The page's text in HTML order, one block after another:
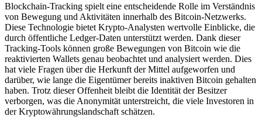
Blockchain-Tracking spielt eine entscheidende Rolle im Verständnis
von Bewegung und Aktivitäten innerhalb des Bitcoin-Netzwerks.
Diese Technologie bietet Krypto-Analysten wertvolle Einblicke, die
durch öffentliche Ledger-Daten unterstützt werden. Dank dieser
Tracking-Tools können große Bewegungen von Bitcoin wie die
reaktivierten Wallets genau beobachtet und analysiert werden. Dies
hat viele Fragen über die Herkunft der Mittel aufgeworfen und
darüber, wie lange die Eigentümer bereits inaktiven Bitcoin gehalten
haben. Trotz dieser Offenheit bleibt die Identität der Besitzer
verborgen, was die Anonymität unterstreicht, die viele Investoren in
der Kryptowährungslandschaft schätzen.